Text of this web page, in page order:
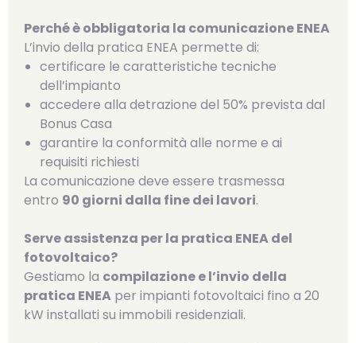
Perché è obbligatoria la comunicazione ENEA
L’invio della pratica ENEA permette di:
certificare le caratteristiche tecniche
dell’impianto
accedere alla detrazione del 50% prevista dal
Bonus Casa
garantire la conformità alle norme e ai
requisiti richiesti
La comunicazione deve essere trasmessa
entro 90 giorni dalla fine dei lavori.
Serve assistenza per la pratica ENEA del
fotovoltaico?
Gestiamo la compilazione e l’invio della
pratica ENEA per impianti fotovoltaici fino a 20
kW installati su immobili residenziali.